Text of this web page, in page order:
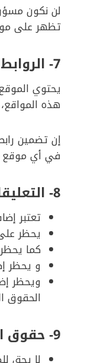
لن نكون
تظهر على
7-
يحتوي
هذه
إن تضمين
في أي موقع
8- التعليقات على المقالات
تعتبر
يحظر
كما
و يحظر
ويحظر
الحقوق
9- حقوق الملكية الفكرية